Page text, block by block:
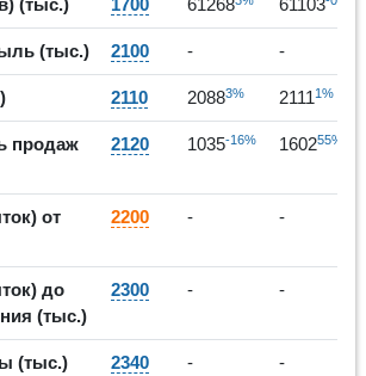
(тыс.) 1700 61268 61103
(тыс.) 2100 - -
2110 20883% 21111%
продаж
2120 1035-16% 160255%
от
2200 - -
до
(тыс.)
2300 - -
(тыс.) 2340 - -